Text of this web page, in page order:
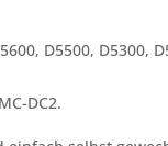
D5500, D5300,
DC2.